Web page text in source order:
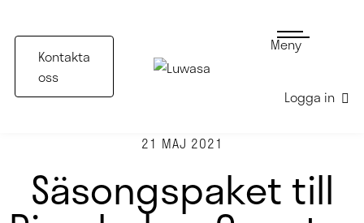
Kontakta
oss
Meny
Logga in
21 MAJ 2021
Säsongspaket till